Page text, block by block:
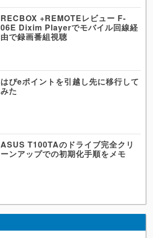
RECBOX +REMOTEレビュー F-
06E Dixim Playerでモバイル回線経
由で録画番組視聴
はぴeポイントを引越し先に移行して
みた
ASUS T100TAのドライブ完全クリ
ーンアップでの初期化手順をメモ